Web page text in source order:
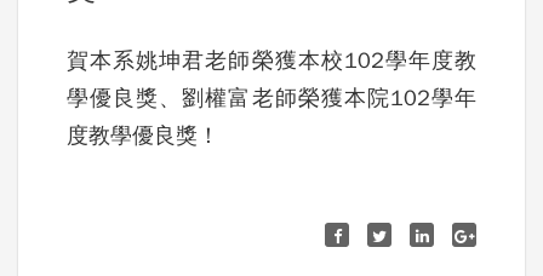
賀本系姚坤君老師榮獲本校102學年度教
學優良獎、劉權富老師榮獲本院102學年
度教學優良獎！